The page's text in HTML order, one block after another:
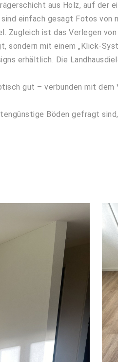
aus Holz, auf
einfach gesagt Fotos
Zugleich ist das Verlegen
sondern mit einem „Klick-
erhältlich. Die
gut – verbunden mit
Böden gefragt